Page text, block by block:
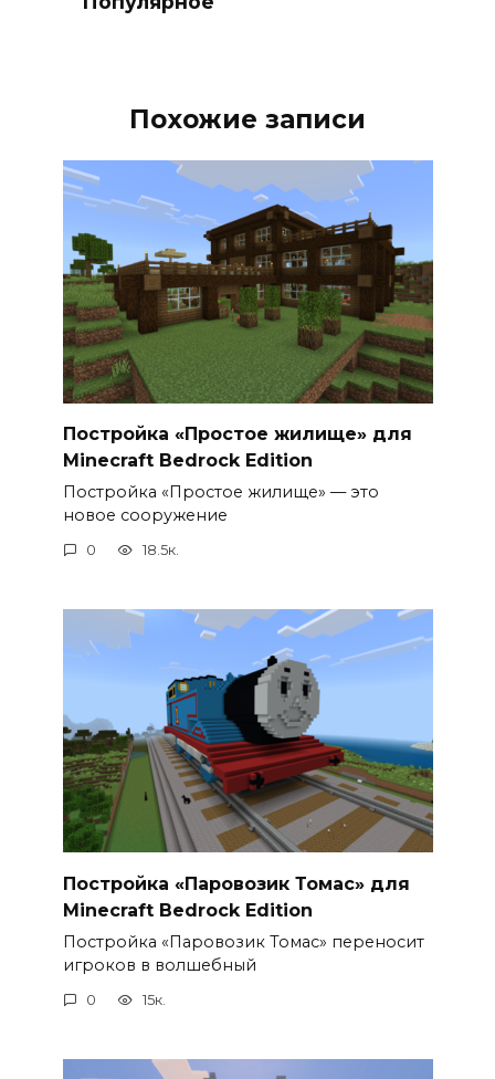
Похожие записи
Постройка «Простое жилище» для
Minecraft Bedrock Edition
Постройка «Простое жилище» — это
новое сооружение
0 18.5к.
Постройка «Паровозик Томас» для
Minecraft Bedrock Edition
Постройка «Паровозик Томас» переносит
игроков в волшебный
0 15к.